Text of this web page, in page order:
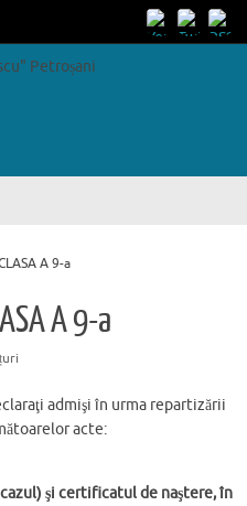
A 9-a
A 9-a
admişi în urma repartizării
acte:
şi certificatul de naştere, în